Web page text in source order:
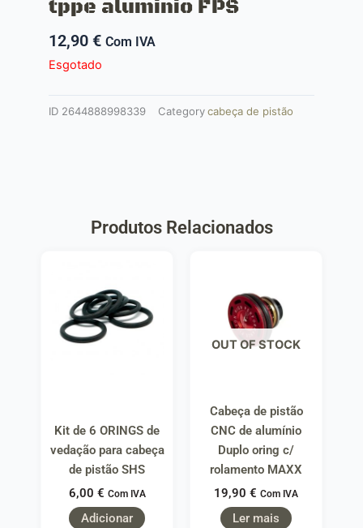
tppe aluminio FPS
12,90 € Com IVA
Esgotado
ID 2644888998339 Categorycabeça de pistão
Produtos Relacionados
Kit de 6 ORINGS de
vedação para cabeça
de pistão SHS
6,00 € Com IVA
Adicionar
OUT OF STOCK
Cabeça de pistão
CNC de alumínio
Duplo oring c/
rolamento MAXX
19,90 € Com IVA
Ler mais